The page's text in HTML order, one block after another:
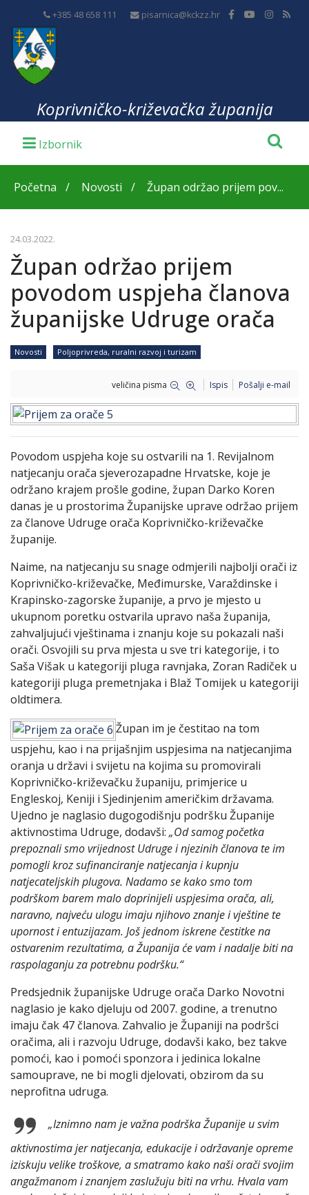
+385 48 658 111 pisarnica@kckzz.hr
Koprivničko-križevačka županija
Početna Novosti Župan održao prijem pov...
24.03.2022.
Župan održao prijem
povodom uspjeha članova
županijske Udruge orača
Novosti Poljoprivreda, ruralni razvoj i turizam
veličina pisma Ispis Pošalji e-mail
Povodom uspjeha koje su ostvarili na 1. Revijalnom
natjecanju orača sjeverozapadne Hrvatske, koje je
održano krajem prošle godine, župan Darko Koren
danas je u prostorima Županijske uprave održao prijem
za članove Udruge orača Koprivničko-križevačke
županije.
Naime, na natjecanju su snage odmjerili najbolji orači iz
Koprivničko-križevačke, Međimurske, Varaždinske i
Krapinsko-zagorske županije, a prvo je mjesto u
ukupnom poretku ostvarila upravo naša županija,
zahvaljujući vještinama i znanju koje su pokazali naši
orači. Osvojili su prva mjesta u sve tri kategorije, i to
Saša Višak u kategoriji pluga ravnjaka, Zoran Radiček u
kategoriji pluga premetnjaka i Blaž Tomijek u kategoriji
oldtimera.
Župan im je čestitao na tom
uspjehu, kao i na prijašnjim uspjesima na natjecanjima
oranja u državi i svijetu na kojima su promovirali
Koprivničko-križevačku županiju, primjerice u
Engleskoj, Keniji i Sjedinjenim američkim državama.
Ujedno je naglasio dugogodišnju podršku Županije
aktivnostima Udruge, dodavši: „Od samog početka
prepoznali smo vrijednost Udruge i njezinih članova te im
pomogli kroz sufinanciranje natjecanja i kupnju
natjecateljskih plugova. Nadamo se kako smo tom
podrškom barem malo doprinijeli uspjesima orača, ali,
naravno, najveću ulogu imaju njihovo znanje i vještine te
upornost i entuzijazam. Još jednom iskrene čestitke na
ostvarenim rezultatima, a Županija će vam i nadalje biti na
raspolaganju za potrebnu podršku.“
Predsjednik županijske Udruge orača Darko Novotni
naglasio je kako djeluju od 2007. godine, a trenutno
imaju čak 47 članova. Zahvalio je Županiji na podršci
oračima, ali i razvoju Udruge, dodavši kako, bez takve
pomoći, kao i pomoći sponzora i jedinica lokalne
samouprave, ne bi mogli djelovati, obzirom da su
neprofitna udruga.
„Iznimno nam je važna podrška Županije u svim
aktivnostima jer natjecanja, edukacije i održavanje opreme
iziskuju velike troškove, a smatramo kako naši orači svojim
angažmanom i znanjem zaslužuju biti na vrhu. Hvala vam